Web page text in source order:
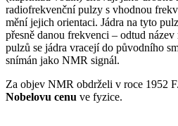
radiofrekvenční pulzy s vhodnou
mění jejich orientaci. Jádra na tyto
přesně danou frekvenci – odtud název
pulzů se jádra vracejí do původního
snímán jako NMR signál.
Za objev NMR obdrželi v roce 1952
Nobelovu cenu ve fyzice.